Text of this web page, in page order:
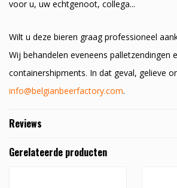
voor u, uw echtgenoot, collega...
Wilt u deze bieren graag professioneel
Wij behandelen eveneens palletzendingen
containershipments. In dat geval, gelieve
info@belgianbeerfactory.com.
Reviews
Gerelateerde producten